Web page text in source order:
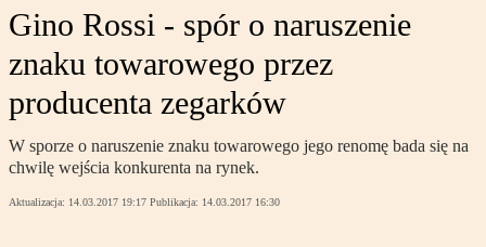
Gino Rossi - spór o naruszenie
znaku towarowego przez
producenta zegarków
W sporze o naruszenie znaku towarowego jego renomę bada się na
chwilę wejścia konkurenta na rynek.
Aktualizacja: 14.03.2017 19:17 Publikacja: 14.03.2017 16:30